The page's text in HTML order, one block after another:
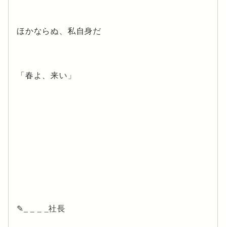
ほかならぬ、私自身だ
「春よ、来い」
✎_ _ _ _社長